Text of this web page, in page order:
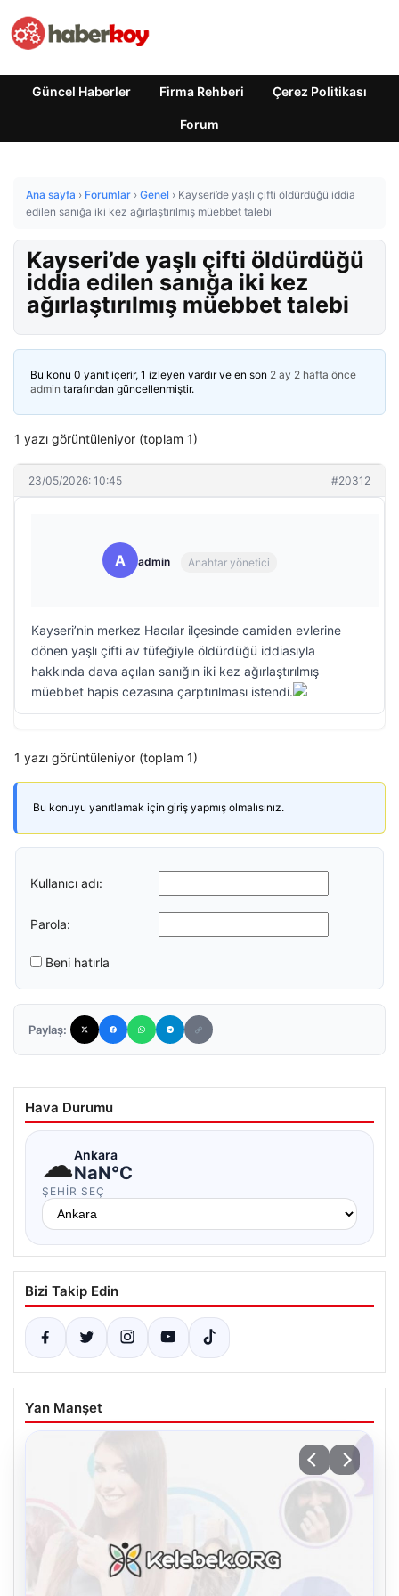
Güncel Haberler Firma Rehberi Çerez Politikası
Forum
Ana sayfa › Forumlar › Genel › Kayseri’de yaşlı çifti öldürdüğü iddia
edilen sanığa iki kez ağırlaştırılmış müebbet talebi
Kayseri’de yaşlı çifti öldürdüğü
iddia edilen sanığa iki kez
ağırlaştırılmış müebbet talebi
Bu konu 0 yanıt içerir, 1 izleyen vardır ve en son 2 ay 2 hafta önce
admin tarafından güncellenmiştir.
1 yazı görüntüleniyor (toplam 1)
23/05/2026: 10:45 #20312
A admin Anahtar yönetici
Kayseri’nin merkez Hacılar ilçesinde camiden evlerine
dönen yaşlı çifti av tüfeğiyle öldürdüğü iddiasıyla
hakkında dava açılan sanığın iki kez ağırlaştırılmış
müebbet hapis cezasına çarptırılması istendi.
1 yazı görüntüleniyor (toplam 1)
Bu konuyu yanıtlamak için giriş yapmış olmalısınız.
Kullanıcı adı:
Parola:
Beni hatırla
Paylaş:
Hava Durumu
☁Ankara
NaN°C
ŞEHIR SEÇ
Bizi Takip Edin
Yan Manşet